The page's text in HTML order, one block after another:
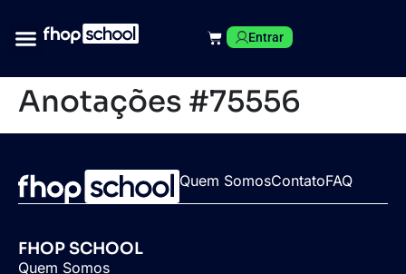
Entrar
Anotações #75556
Quem SomosContatoFAQ
FHOP SCHOOL
Quem Somos